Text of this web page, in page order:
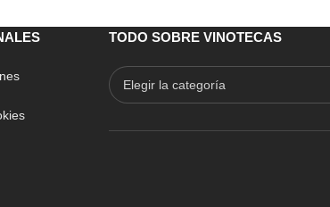
TODO SOBRE VINOTECAS